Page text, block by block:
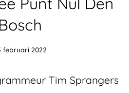
Bosch
februari 2022
Tim Sprangers